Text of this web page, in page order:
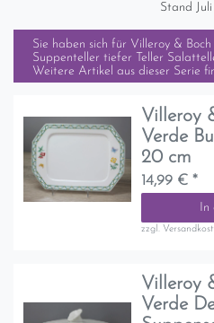
Stand
Sie haben sich für Villeroy &
Suppenteller tiefer Teller
Weitere Artikel aus dieser Serie
Villeroy
Verde
20 cm
14,99 € *
zzgl.
Villeroy
Verde